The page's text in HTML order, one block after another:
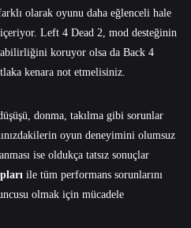
olarak oyunu daha eğlenceli hale
Left 4 Dead 2, mod desteğinin
koruyor olsa da Back 4
kenara not etmelisiniz.
donma, takılma gibi sorunlar
oyun deneyimini olumsuz
ise oldukça tatsız sonuçlar
ile tüm performans sorunlarını
olmak için mücadele